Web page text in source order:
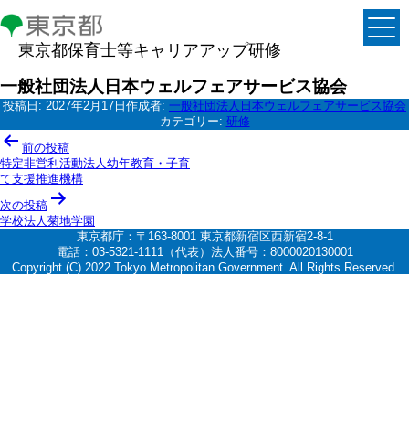
東京都保育士等キャリアアップ研修
一般社団法人日本ウェルフェアサービス協会
投稿日: 2027年2月17日 作成者: 一般社団法人日本ウェルフェアサービス協会
カテゴリー: 研修
投
稿
ナ
ビ
ゲ
ー
前の投稿
特定非営利活動法人幼年教育・子育
て支援推進機構
次の投稿
学校法人菊地学園
東京都庁：〒163-8001 東京都新宿区西新宿2-8-1
電話：03-5321-1111（代表）法人番号：8000020130001
Copyright (C) 2022 Tokyo Metropolitan Government. All Rights Reserved.